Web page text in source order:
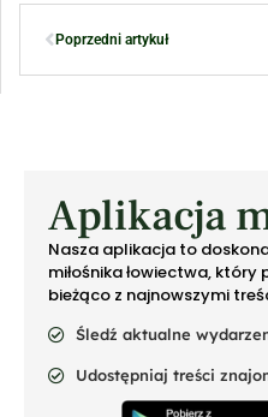
Poprzedni artykuł
Aplikacja
Nasza aplikacja to
miłośnika łowiectwa,
bieżąco z najnowszymi
Śledź aktualne
Udostępniaj treści